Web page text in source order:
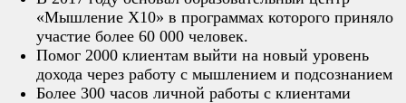
«Мышление Х10» в программах которого приняло
участие более 60 000 человек.
Помог 2000 клиентам выйти на новый уровень
дохода через работу с мышлением и подсознанием
Более 300 часов личной работы с клиентами